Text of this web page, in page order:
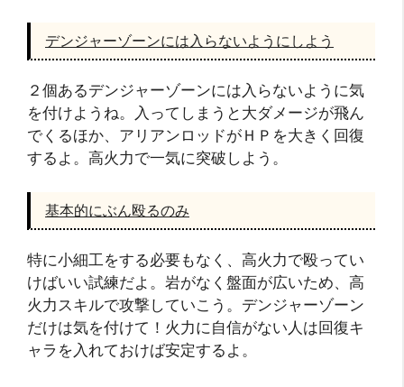
デンジャーゾーンには入らないようにしよう
２個あるデンジャーゾーンには入らないように気
を付けようね。入ってしまうと大ダメージが飛ん
でくるほか、アリアンロッドがＨＰを大きく回復
するよ。高火力で一気に突破しよう。
基本的にぶん殴るのみ
特に小細工をする必要もなく、高火力で殴ってい
けばいい試練だよ。岩がなく盤面が広いため、高
火力スキルで攻撃していこう。デンジャーゾーン
だけは気を付けて！火力に自信がない人は回復キ
ャラを入れておけば安定するよ。